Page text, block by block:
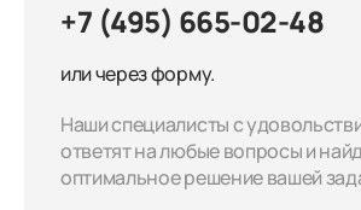
+7 (495) 665-02-48
или через форму.
Наши специалисты с
ответят на любые вопросы и
оптимальное решение вашей